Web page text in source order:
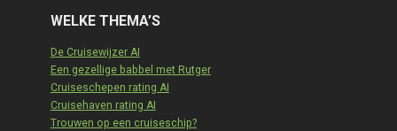
WELKE THEMA’S
De Cruisewijzer AI
Een gezellige babbel met Rutger
Cruiseschepen rating AI
Cruisehaven rating AI
Trouwen op een cruiseschip?